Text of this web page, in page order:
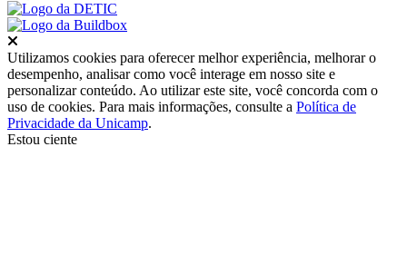
Utilizamos cookies para oferecer melhor experiência, melhorar o
desempenho, analisar como você interage em nosso site e
personalizar conteúdo. Ao utilizar este site, você concorda com o
uso de cookies. Para mais informações, consulte a Política de
Privacidade da Unicamp.
Estou ciente